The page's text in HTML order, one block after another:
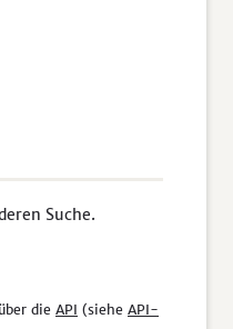
Suche.
die API (siehe API-